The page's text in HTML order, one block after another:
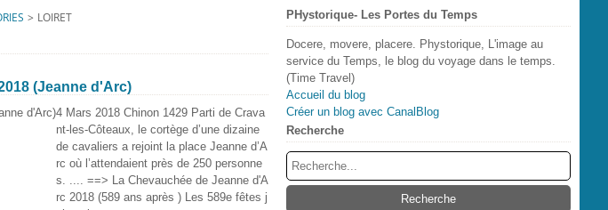
> LOIRET
(Jeanne d'Arc)
4 Mars 2018 Chinon 1429 Parti de Crava
nt-les-Côteaux, le cortège d’une dizaine
de cavaliers a rejoint la place Jeanne d’A
rc où l’attendaient près de 250 personne
s. .... ==> La Chevauchée de Jeanne d'A
rc 2018 (589 ans après ) Les 589e fêtes j
PHystorique- Les Portes du Temps
Docere, movere, placere. Phystorique, L'image au
service du Temps, le blog du voyage dans le temps.
(Time Travel)
Accueil du blog
Créer un blog avec CanalBlog
Recherche